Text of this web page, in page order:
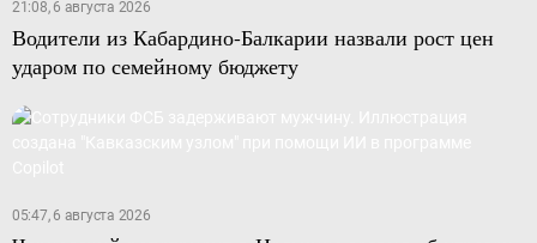
21:08, 6 августа 2026
Водители из Кабардино-Балкарии назвали рост цен
ударом по семейному бюджету
05:47, 6 августа 2026